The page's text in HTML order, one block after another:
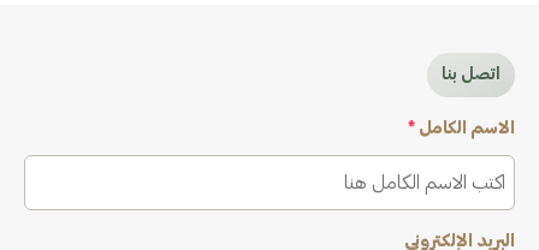
اتصل بنا
الاسم الكامل *
البريد الإلكتروني